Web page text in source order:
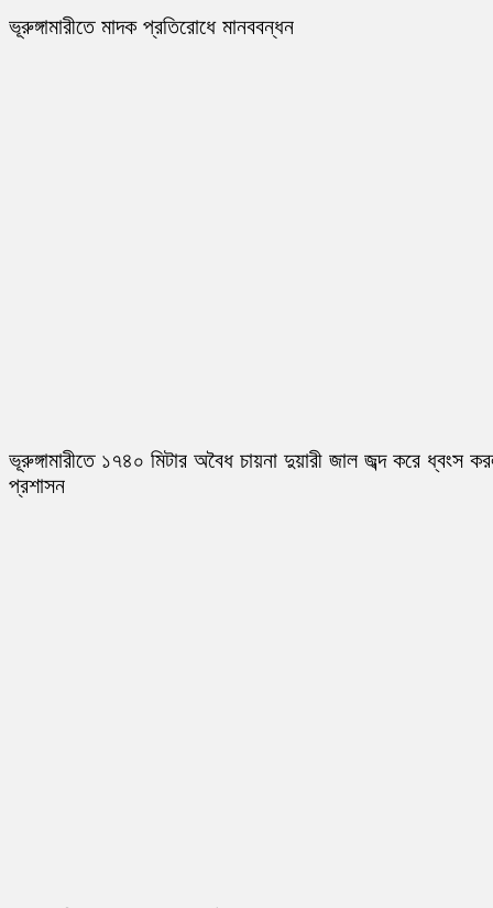
ভূরুঙ্গামারীতে মাদক প্রতিরোধে মানববন্ধন
ভূরুঙ্গামারীতে ১৭৪০ মিটার অবৈধ চায়না দুয়ারী জাল জব্দ করে ধ্বংস
প্রশাসন